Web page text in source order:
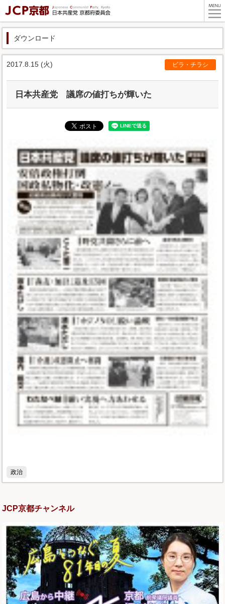
ダウンロード
2017.8.15 (火) ビラ・チラシ
日本共産党 議席の値打ちが輝いた
政治
JCP京都チャンネル